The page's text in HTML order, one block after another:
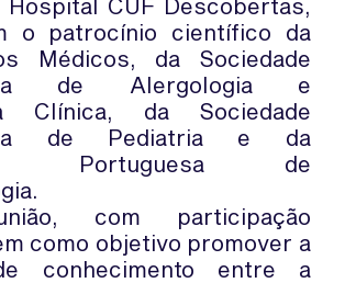
CUF Descobertas,
o patrocínio científico da
Médicos, da Sociedade
de Alergologia e
Clínica, da Sociedade
de Pediatria e da
Portuguesa de
com participação
como objetivo promover a
conhecimento entre a